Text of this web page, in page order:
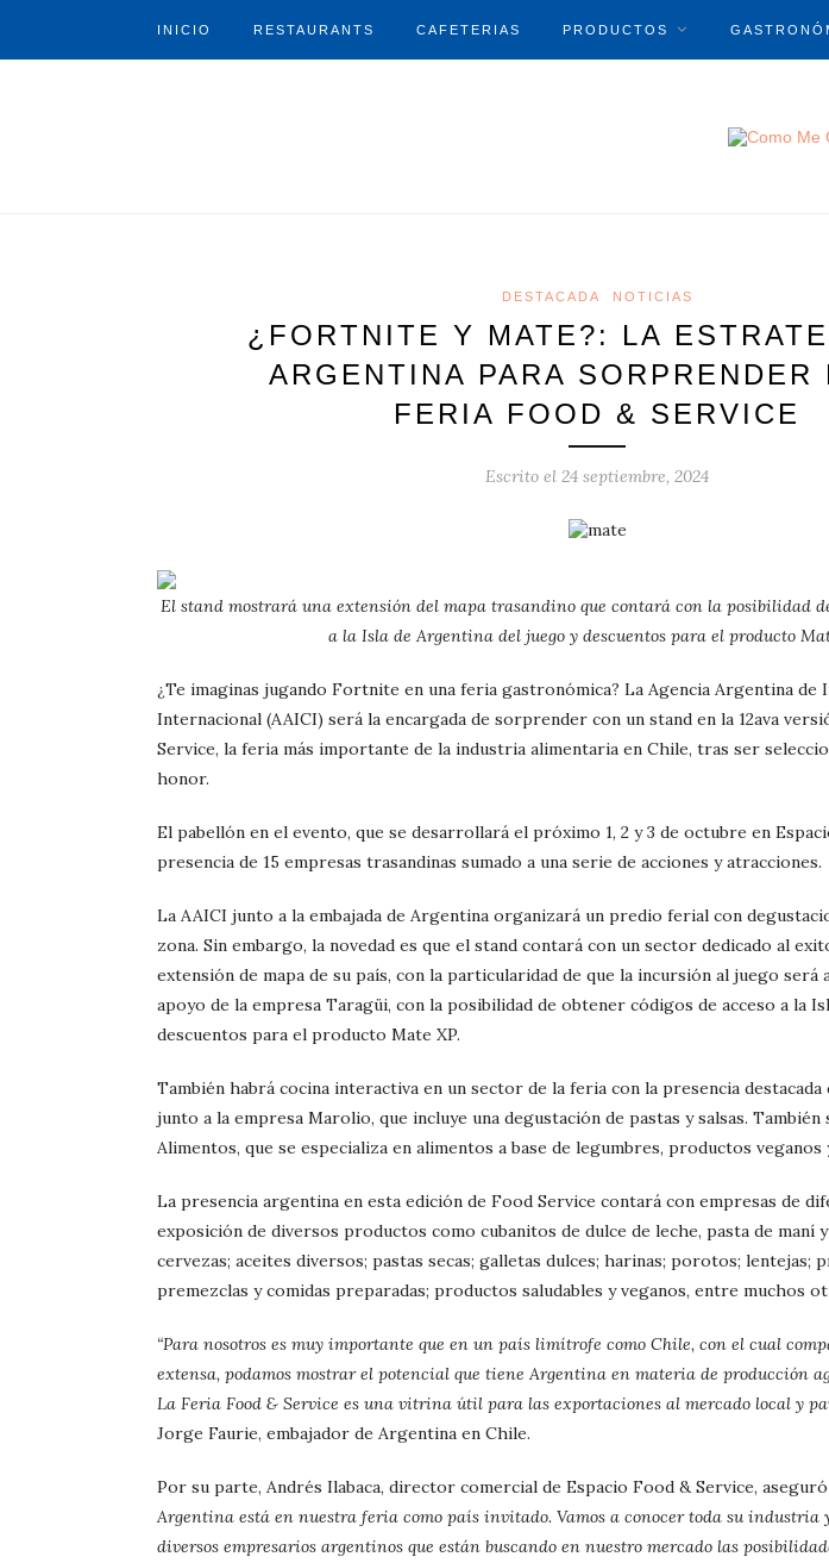
INICIO RESTAURANTS CAFETERIAS PRODUCTOS
DESTACADA NOTICIAS
¿FORTNITE Y MATE?: LA
ARGENTINA PARA SORPRENDER
FERIA FOOD & SERVICE
Escrito el 24 septiembre, 2024
El stand mostrará una extensión del mapa trasandino que contará con la posibilidad
a la Isla de Argentina del juego y descuentos para el producto
¿Te imaginas jugando Fortnite en una feria gastronómica? La Agencia Argentina de
Internacional (AAICI) será la encargada de sorprender con un stand en la 12ava
Service, la feria más importante de la industria alimentaria en Chile, tras ser
honor.
El pabellón en el evento, que se desarrollará el próximo 1, 2 y 3 de octubre en
presencia de 15 empresas trasandinas sumado a una serie de acciones y atracciones.
La AAICI junto a la embajada de Argentina organizará un predio ferial con
zona. Sin embargo, la novedad es que el stand contará con un sector dedicado al
extensión de mapa de su país, con la particularidad de que la incursión al juego será
apoyo de la empresa Taragüi, con la posibilidad de obtener códigos de acceso a la
descuentos para el producto Mate XP.
También habrá cocina interactiva en un sector de la feria con la presencia
junto a la empresa Marolio, que incluye una degustación de pastas y salsas. También
Alimentos, que se especializa en alimentos a base de legumbres, productos
La presencia argentina en esta edición de Food Service contará con empresas de
exposición de diversos productos como cubanitos de dulce de leche, pasta de maní y
cervezas; aceites diversos; pastas secas; galletas dulces; harinas; porotos; lentejas;
premezclas y comidas preparadas; productos saludables y veganos, entre muchos
“Para nosotros es muy importante que en un país limítrofe como Chile, con el cual
extensa, podamos mostrar el potencial que tiene Argentina en materia de producción
La Feria Food & Service es una vitrina útil para las exportaciones al mercado local y
Jorge Faurie, embajador de Argentina en Chile.
Por su parte, Andrés Ilabaca, director comercial de Espacio Food & Service,
Argentina está en nuestra feria como país invitado. Vamos a conocer toda su industria
diversos empresarios argentinos que están buscando en nuestro mercado las